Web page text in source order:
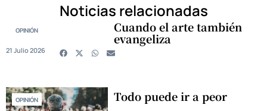
Noticias relacionadas
OPINIÓN Cuando el arte también
evangeliza
21 Julio 2026
OPINIÓN Todo puede ir a peor